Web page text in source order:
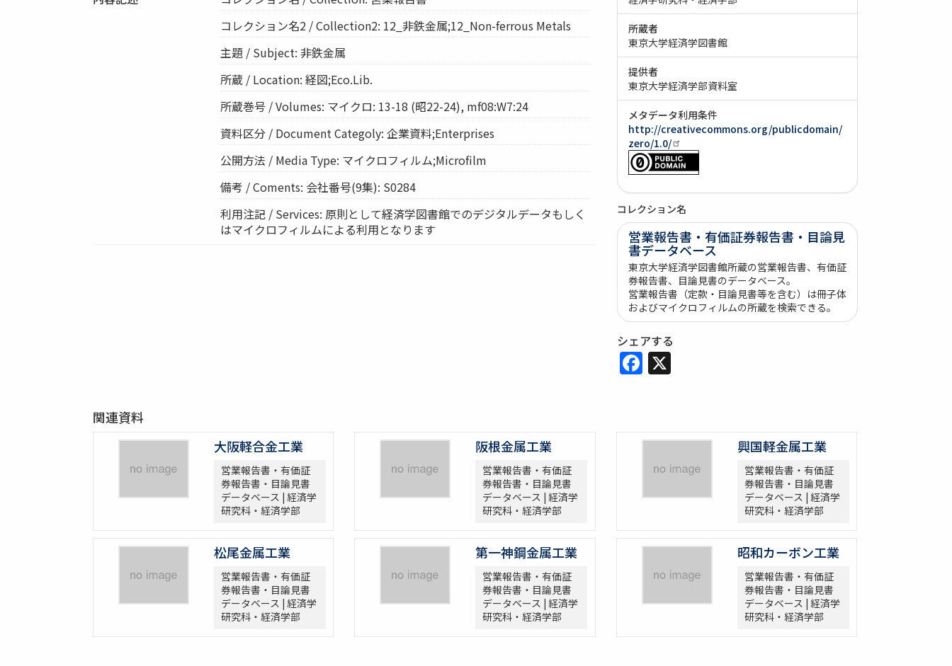
コレクション名2 / Collection2: 12_非鉄金属;12_Non-ferrous Metals
主題 / Subject: 非鉄金属
所蔵 / Location: 経図;Eco.Lib.
所蔵巻号 / Volumes: マイクロ: 13-18 (昭22-24), mf08:W7:24
資料区分 / Document Categoly: 企業資料;Enterprises
公開方法 / Media Type: マイクロフィルム;Microfilm
備考 / Coments: 会社番号(9集): S0284
利用注記 / Services: 原則として経済学図書館でのデジタルデータもしく
はマイクロフィルムによる利用となります
所蔵者
東京大学経済学図書館
提供者
東京大学経済学部資料室
メタデータ利用条件
http://creativecommons.org/publicdomain/
zero/1.0/
コレクション名
営業報告書・有価証券報告書・目論見
書データベース
東京大学経済学図書館所蔵の営業報告書、有価証
券報告書、目論見書のデータベース。
営業報告書（定款・目論見書等を含む）は冊子体
およびマイクロフィルムの所蔵を検索できる。
シェアする
Facebook
X
関連資料
大阪軽合金工業
営業報告書・有価証
券報告書・目論見書
データベース | 経済学
研究科・経済学部
阪根金属工業
営業報告書・有価証
券報告書・目論見書
データベース | 経済学
研究科・経済学部
興国軽金属工業
営業報告書・有価証
券報告書・目論見書
データベース | 経済学
研究科・経済学部
松尾金属工業
営業報告書・有価証
券報告書・目論見書
データベース | 経済学
研究科・経済学部
第一神鋼金属工業
営業報告書・有価証
券報告書・目論見書
データベース | 経済学
研究科・経済学部
昭和カーボン工業
営業報告書・有価証
券報告書・目論見書
データベース | 経済学
研究科・経済学部